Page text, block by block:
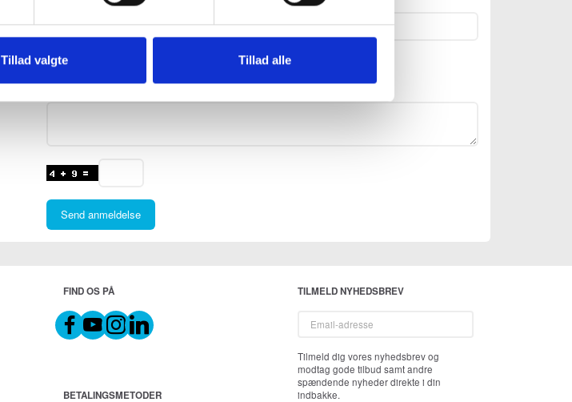
Tillad valgte Tillad alle
Bedømmelse
Send anmeldelse
FIND OS PÅ
BETALINGSMETODER
TILMELD NYHEDSBREV
adresse
Tilmeld dig vores nyhedsbrev og
modtag gode tilbud samt andre
spændende nyheder direkte i din
indbakke.